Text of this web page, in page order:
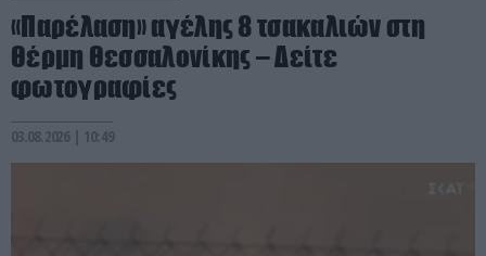
«Παρέλαση» αγέλης 8 τσακαλιών στη
Θέρμη Θεσσαλονίκης – Δείτε
φωτογραφίες
03.08.2026 | 10:49